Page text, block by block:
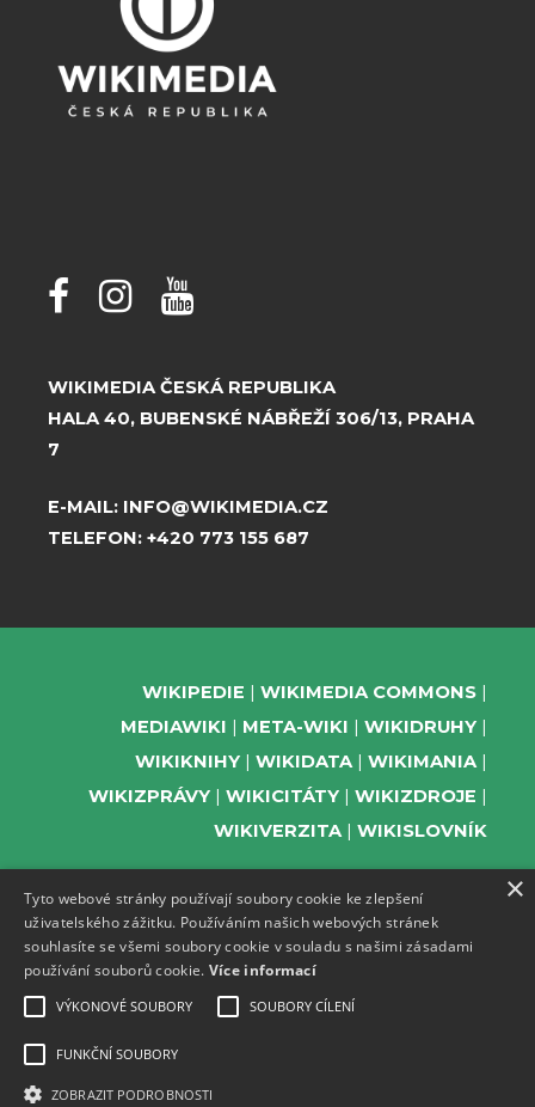
WIKIMEDIA ČESKÁ REPUBLIKA
HALA 40, BUBENSKÉ NÁBŘEŽÍ 306/13, PRAHA
7
E-MAIL: INFO@WIKIMEDIA.CZ
TELEFON: +420 773 155 687
WIKIPEDIE
WIKIMEDIA COMMONS
MEDIAWIKI
META-WIKI
WIKIDRUHY
WIKIKNIHY
WIKIDATA
WIKIMANIA
WIKIZPRÁVY
WIKICITÁTY
WIKIZDROJE
WIKIVERZITA
WIKISLOVNÍK
PODPOŘTE NÁS
ODEBÍREJTE NEWSLETTER
TELEGRAM UDÁLOSTÍ WMČR
×
Tyto webové stránky používají soubory cookie ke zlepšení
uživatelského zážitku. Používáním našich webových stránek
souhlasíte se všemi soubory cookie v souladu s našimi zásadami
používání souborů cookie. Více informací
VÝKONOVÉ SOUBORY SOUBORY CÍLENÍ
FUNKČNÍ SOUBORY
ZOBRAZIT PODROBNOSTI